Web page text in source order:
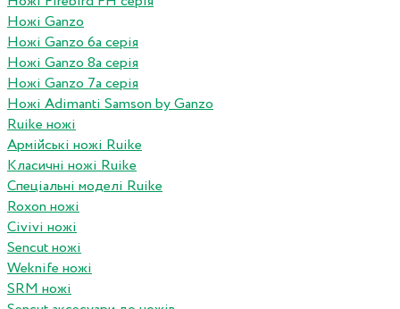
Ножі Ganzo
Ножі Ganzo 6а серія
Ножі Ganzo 8а серія
Ножі Ganzo 7а серія
Ножі Adimanti Samson by Ganzo
Ruike ножі
Армійські ножі Ruike
Класичні ножі Ruike
Спеціальні моделі Ruike
Roxon ножi
Civivi ножі
Sencut ножі
Weknife ножі
SRM ножі